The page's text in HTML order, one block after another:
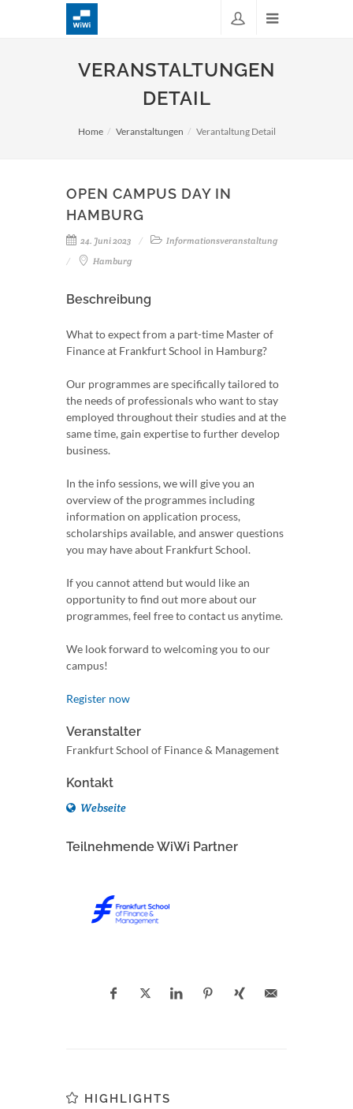
VERANSTALTUNGEN
DETAIL
Home Veranstaltungen Verantaltung Detail
OPEN CAMPUS DAY IN
HAMBURG
24. Juni 2023
Informationsveranstaltung
Hamburg
Beschreibung
What to expect from a part-time Master of
Finance at Frankfurt School in Hamburg?
Our programmes are specifically tailored to
the needs of professionals who want to stay
employed throughout their studies and at the
same time, gain expertise to further develop
business.
In the info sessions, we will give you an
overview of the programmes including
information on application process,
scholarships available, and answer questions
you may have about Frankfurt School.
If you cannot attend but would like an
opportunity to find out more about our
programmes, feel free to contact us anytime.
We look forward to welcoming you to our
campus!
Register now
Veranstalter
Frankfurt School of Finance & Management
Kontakt
Webseite
Teilnehmende WiWi Partner
HIGHLIGHTS